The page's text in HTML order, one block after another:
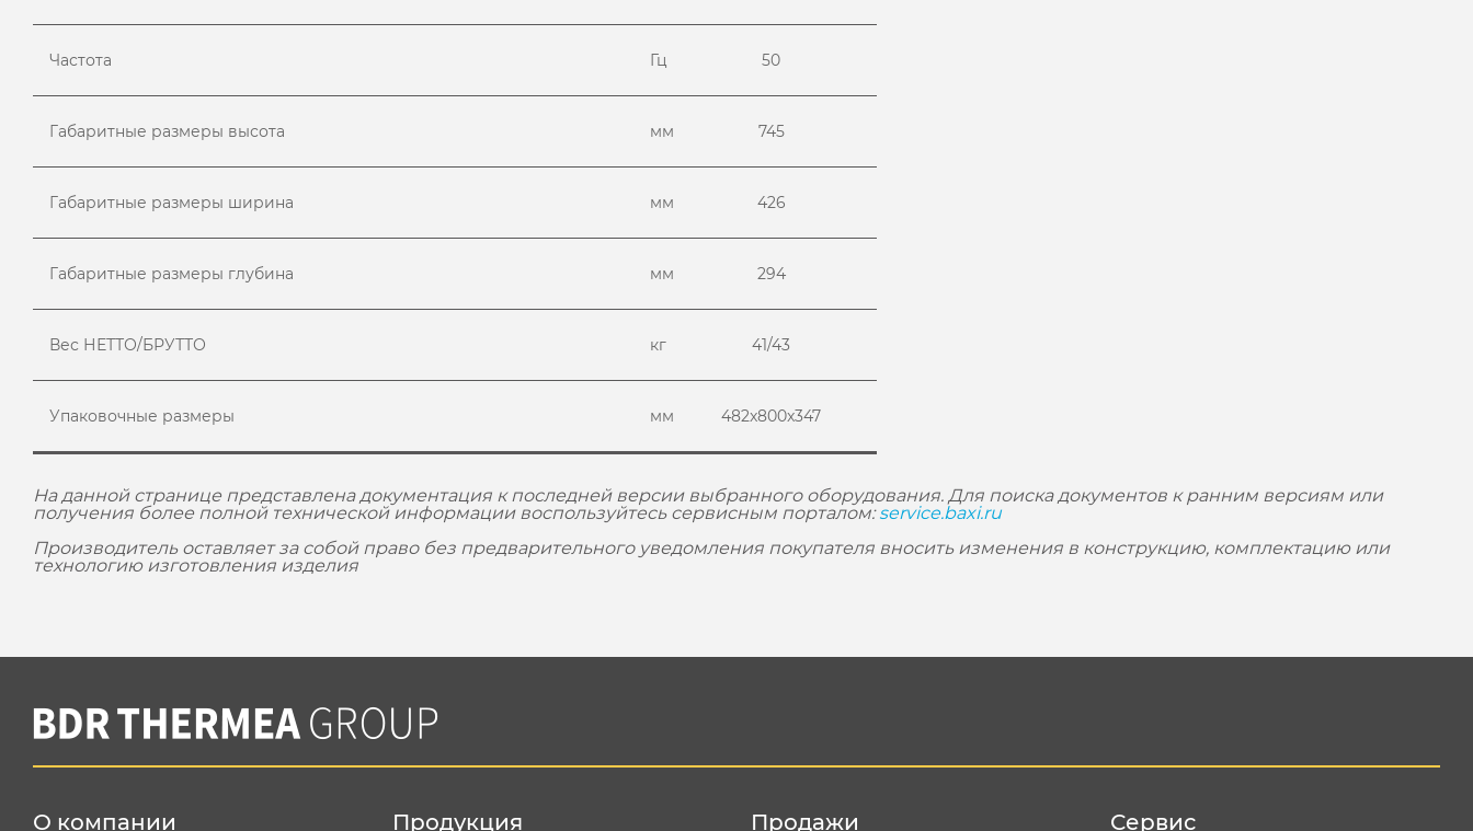
Частота Гц 50
Габаритные размеры высота мм 745
Габаритные размеры ширина мм 426
Габаритные размеры глубина мм 294
Вес НЕТТО/БРУТТО кг 41/43
Упаковочные размеры мм 482x800x347
На данной странице представлена документация к последней версии выбранного оборудования. Для поиска документов к ранним версиям или
получения более полной технической информации воспользуйтесь сервисным порталом:service.baxi.ru
Производитель оставляет за собой право без предварительного уведомления покупателя вносить изменения в конструкцию, комплектацию или
технологию изготовления изделия
О компании Продукция Продажи Сервис